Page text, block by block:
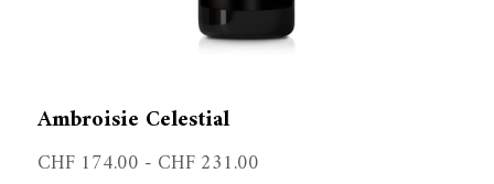
Ambroisie Celestial
CHF 174.00 - CHF 231.00